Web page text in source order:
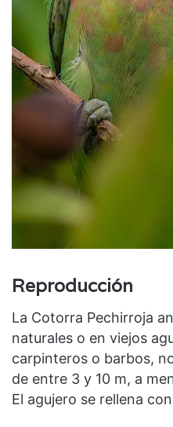
Reproducción
La Cotorra Pechirroja
naturales o en viejos
carpinteros o barbos,
de entre 3 y 10 m, a
El agujero se rellena